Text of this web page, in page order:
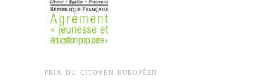
PRIX DU CITOYEN EUROPÉEN